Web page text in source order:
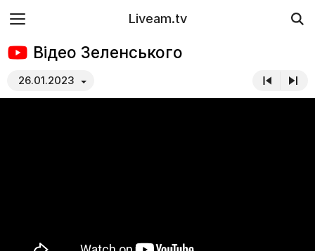
Liveam.tv
Відео Зеленського
26.01.2023